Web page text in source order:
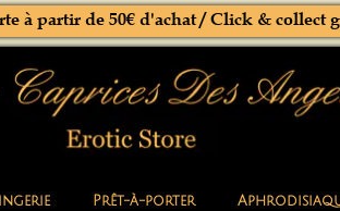
Prêt-à-porter
à partir de 50€ d'achat / Click & collect